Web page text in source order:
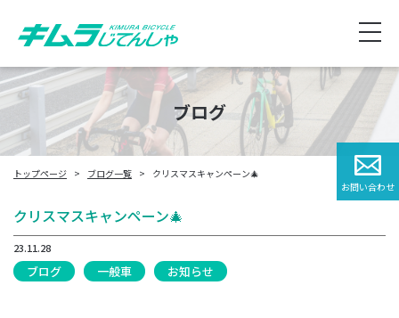
ブログ
トップページ ブログ一覧 クリスマスキャンペーン🎄
クリスマスキャンペーン🎄
23.11.28
ブログ 一般車 お知らせ
お問い合わせ